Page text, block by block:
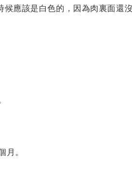
應該是白色的，因為肉裏面還
月。